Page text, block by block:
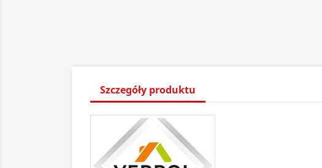
Szczegóły produktu